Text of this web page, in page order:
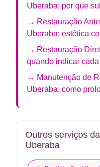
Uberaba: por que
→ Restauração
Uberaba: estética
→ Restauração
quando indicar cada
→ Manutenção de
Uberaba: como
Outros serviços
Uberaba